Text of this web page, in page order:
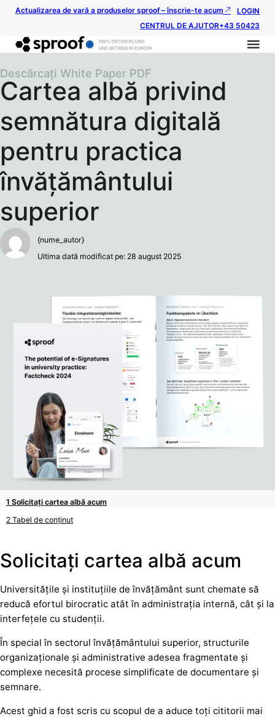
Actualizarea de vară a produselor sproof – înscrie-te acum
LOGIN
CENTRUL DE AJUTOR+43 50423
Cartea albă privind
semnătura digitală
pentru practica
învățământului
superior
Descărcați White Paper PDF
{nume_autor}
Ultima dată modificat pe: 28 august 2025
Solicitați cartea albă acum
Tabel de conținut
Solicitați cartea albă acum
Universitățile și instituțiile de învățământ sunt chemate să
reducă efortul birocratic atât în administrația internă, cât și la
interfețele cu studenții.
În special în sectorul învățământului superior, structurile
organizaționale și administrative adesea fragmentate și
complexe necesită procese simplificate de documentare și
semnare.
Acest ghid a fost scris cu scopul de a aduce toți cititorii mai